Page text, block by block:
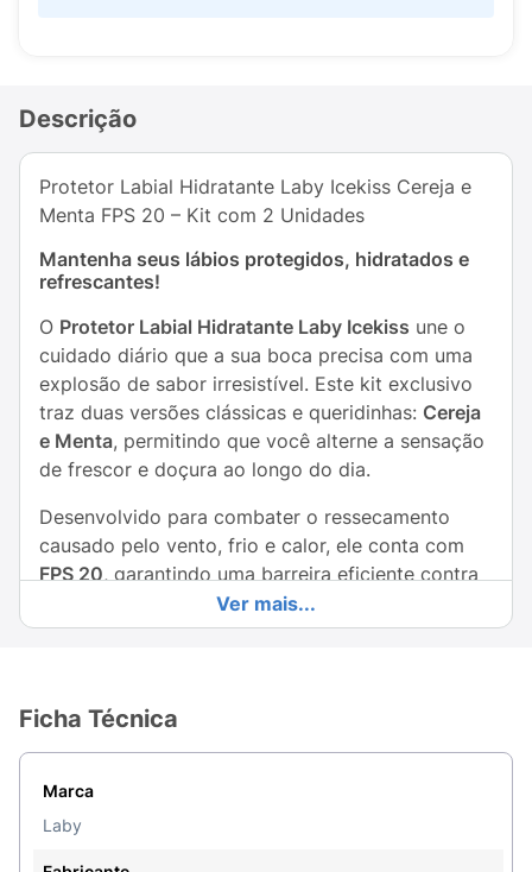
Descrição
Protetor Labial Hidratante Laby Icekiss Cereja e
Menta FPS 20 – Kit com 2 Unidades
Mantenha seus lábios protegidos, hidratados e
refrescantes!
O Protetor Labial Hidratante Laby Icekiss une o
cuidado diário que a sua boca precisa com uma
explosão de sabor irresistível. Este kit exclusivo
traz duas versões clássicas e queridinhas: Cereja
e Menta, permitindo que você alterne a sensação
de frescor e doçura ao longo do dia.
Desenvolvido para combater o ressecamento
causado pelo vento, frio e calor, ele conta com
FPS 20, garantindo uma barreira eficiente contra
os raios solares nocivos. Ideal para levar na bolsa,
mochila ou bolso, a sua embalagem compacta e
cuidados.
suavemente, proporcionando uma
labial profunda
Ver mais...
Ficha Técnica
Marca
Laby